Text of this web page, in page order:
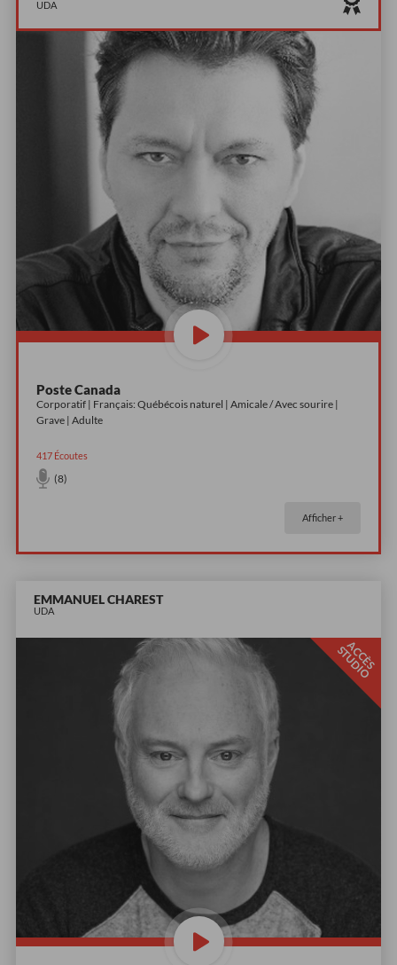
UDA
Poste Canada
Corporatif | Français: Québécois naturel | Amicale / Avec sourire |
Grave | Adulte
417Écoutes
(8)
Afficher +
EMMANUEL CHAREST
UDA
A
C
C
È
S
S
T
U
D
I
O